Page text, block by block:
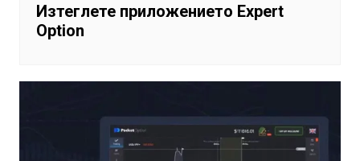
Изтеглете приложението Expert
Option